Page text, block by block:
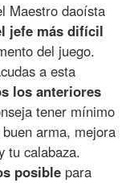
Maestro daoísta
jefe más difícil
del juego.
a esta
los anteriores
tener mínimo
arma, mejora
tu calabaza.
posible para